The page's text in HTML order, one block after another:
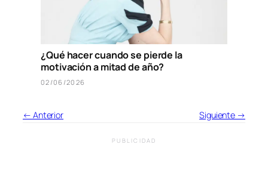
¿Qué hacer cuando se pierde la
motivación a mitad de año?
02/06/2026
← Anterior Siguiente →
PUBLICIDAD